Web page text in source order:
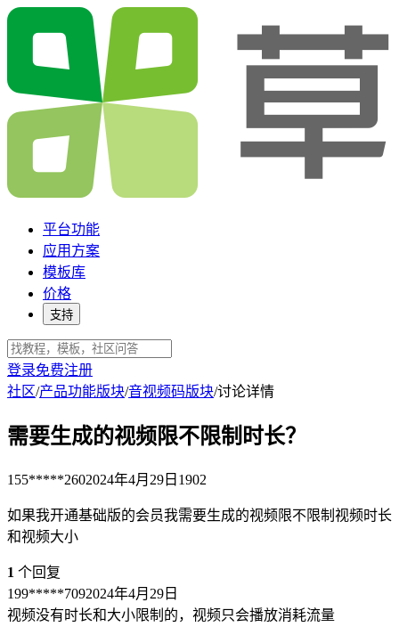
平台功能
应用方案
模板库
价格
支持
登录免费注册
社区/产品功能版块/音视频码版块/讨论详情
需要生成的视频限不限制时长？
155*****2602024年4月29日 1902
如果我开通基础版的会员我需要生成的视频限不限制视频时长
和视频大小
1 个回复
199*****7092024年4月29日
视频没有时长和大小限制的，视频只会播放消耗流量